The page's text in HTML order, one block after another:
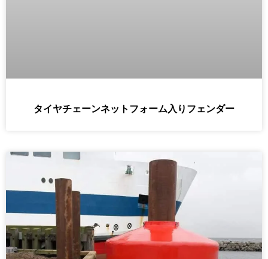
タイヤチェーンネットフォーム入りフェンダー